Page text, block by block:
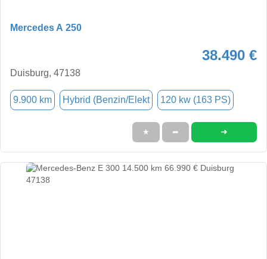
Mercedes A 250
38.490 €
Duisburg, 47138
9.900 km Hybrid (Benzin/Elekt 120 kw (163 PS)
★ ➦ ➜